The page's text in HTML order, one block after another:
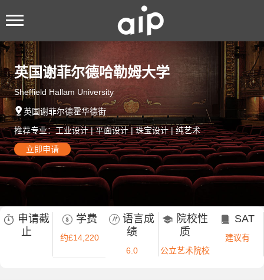
英国谢菲尔德哈勒姆大学
Sheffield Hallam University
英国谢菲尔德霍华德街
推荐专业：工业设计 | 平面设计 | 珠宝设计 | 纯艺术
立即申请
 申请截
止
 学费
约£14,220
 语言成
绩
6.0
 院校性
质
公立艺术院校
 SAT
建议有